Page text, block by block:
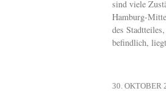
sind viele
Hamburg-
des
befindlich,
30. OKTOBER